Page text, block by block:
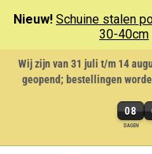
Wij zijn van 31 juli t/m 14
geopend; bestellingen
08
DAGEN
8
Nieuw! Schuine stalen
30-40cm